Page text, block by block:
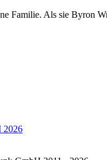
Familie. Als sie Byron
2026